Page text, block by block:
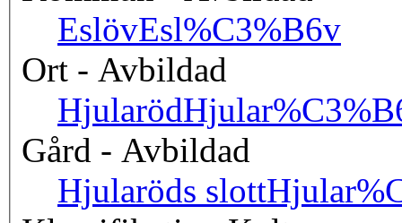
EslövEsl%C3%B6v
Ort - Avbildad
Hjularöd
Gård - Avbildad
Hjularöds slott